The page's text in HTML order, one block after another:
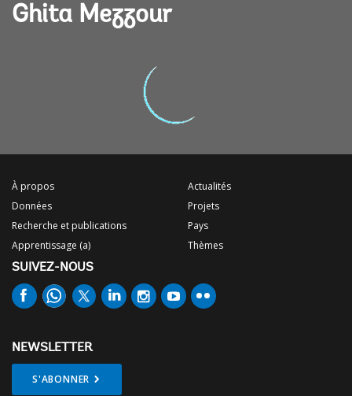
Ghita Mezzour
À propos
Données
Recherche et publications
Apprentissage (a)
Actualités
Projets
Pays
Thèmes
SUIVEZ-NOUS
NEWSLETTER
S'ABONNER